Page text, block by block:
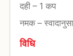
दही– 1 कप
नमक–
विधि